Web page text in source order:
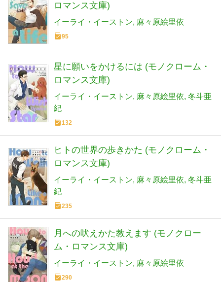
ロマンス文庫)
イーライ・イーストン 麻々原絵里依
95
星に願いをかけるには (モノクローム・
ロマンス文庫)
イーライ・イーストン 麻々原絵里依 冬斗亜
紀
132
ヒトの世界の歩きかた (モノクローム・
ロマンス文庫)
イーライ・イーストン 麻々原絵里依 冬斗亜
紀
235
月への吠えかた教えます (モノクロー
ム・ロマンス文庫)
イーライ・イーストン 麻々原絵里依
290